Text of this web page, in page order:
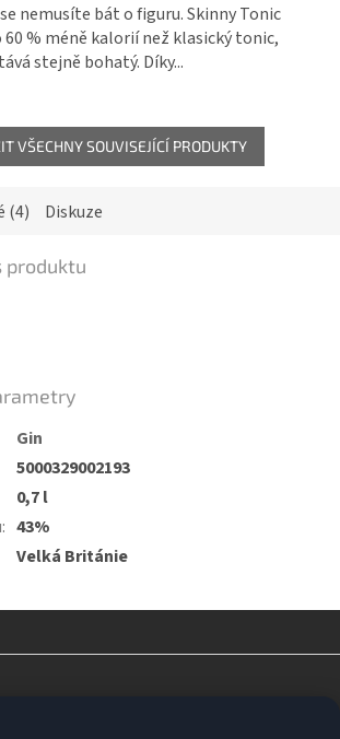
nemusíte bát o figuru. Skinny Tonic
% méně kalorií než klasický tonic,
stejně bohatý. Díky...
VŠECHNY SOUVISEJÍCÍ PRODUKTY
(4) Diskuze
produktu
Gin
5000329002193
0,7 l
: 43%
Velká Británie